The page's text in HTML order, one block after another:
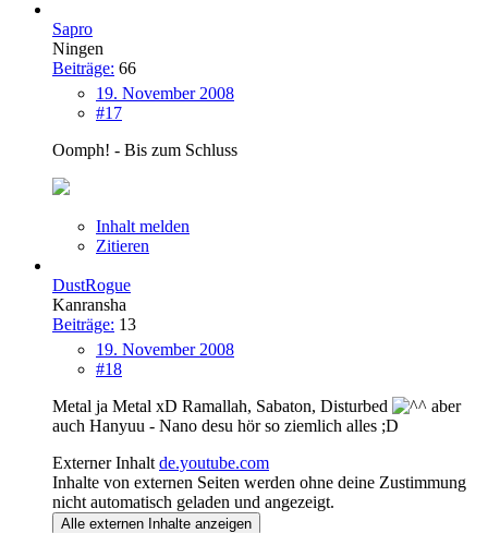
Sapro
Ningen
Beiträge: 66
19. November 2008
#17
Oomph! - Bis zum Schluss
Inhalt melden
Zitieren
DustRogue
Kanransha
Beiträge: 13
19. November 2008
#18
Metal ja Metal xD Ramallah, Sabaton, Disturbed
aber
auch Hanyuu - Nano desu hör so ziemlich alles ;D
Externer Inhalt de.youtube.com
Inhalte von externen Seiten werden ohne deine Zustimmung
nicht automatisch geladen und angezeigt.
Alle externen Inhalte anzeigen